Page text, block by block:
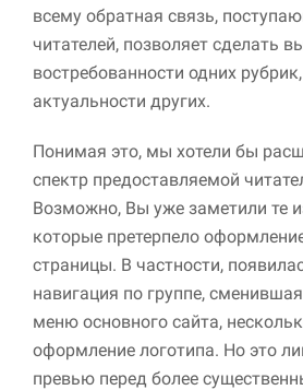
всему обратная связь,
читателей, позволяет сделать
востребованности одних
актуальности других.
Понимая это, мы хотели бы
спектр предоставляемой
Возможно, Вы уже заметили те
которые претерпело
страницы. В частности,
навигация по группе,
меню основного сайта,
оформление логотипа. Но это
превью перед более
и